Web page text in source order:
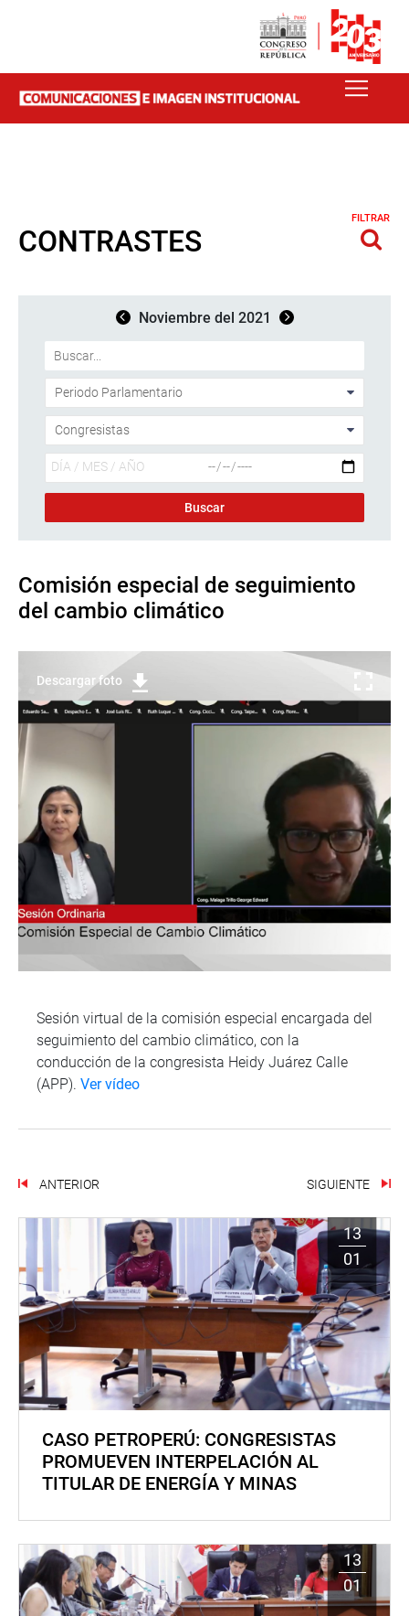
CONTRASTES
FILTRAR
Noviembre del 2021
Comisión especial de seguimiento
del cambio climático
Descargar foto
Sesión virtual de la comisión especial encargada del
seguimiento del cambio climático, con la
conducción de la congresista Heidy Juárez Calle
(APP). Ver vídeo
ANTERIOR SIGUIENTE
13
01
CASO PETROPERÚ: CONGRESISTAS
PROMUEVEN INTERPELACIÓN AL
TITULAR DE ENERGÍA Y MINAS
13
01